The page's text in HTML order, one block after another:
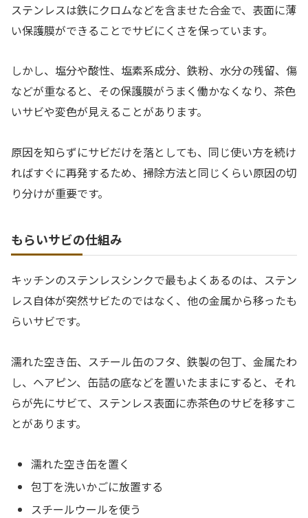
ステンレスは鉄にクロムなどを含ませた合金で、表面に薄
い保護膜ができることでサビにくさを保っています。
しかし、塩分や酸性、塩素系成分、鉄粉、水分の残留、傷
などが重なると、その保護膜がうまく働かなくなり、茶色
いサビや変色が見えることがあります。
原因を知らずにサビだけを落としても、同じ使い方を続け
ればすぐに再発するため、掃除方法と同じくらい原因の切
り分けが重要です。
もらいサビの仕組み
キッチンのステンレスシンクで最もよくあるのは、ステン
レス自体が突然サビたのではなく、他の金属から移ったも
らいサビです。
濡れた空き缶、スチール缶のフタ、鉄製の包丁、金属たわ
し、ヘアピン、缶詰の底などを置いたままにすると、それ
らが先にサビて、ステンレス表面に赤茶色のサビを移すこ
とがあります。
濡れた空き缶を置く
包丁を洗いかごに放置する
スチールウールを使う